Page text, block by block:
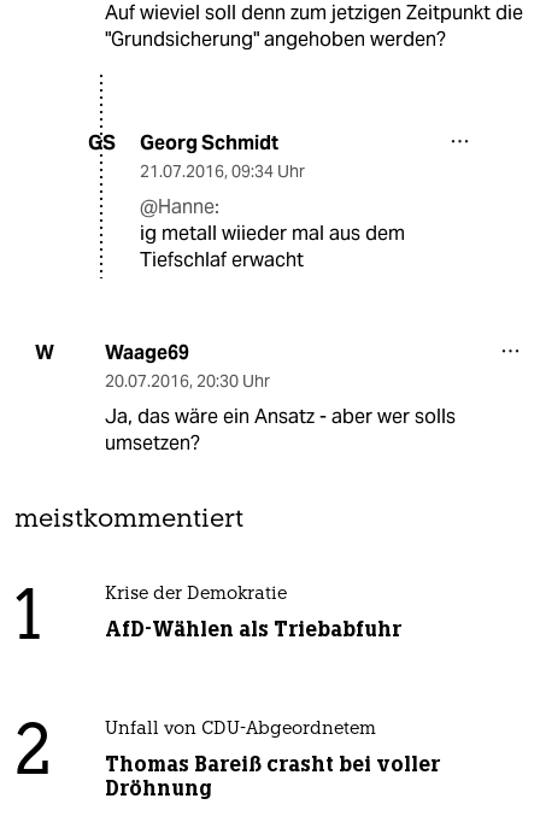
Auf wieviel soll denn zum jetzigen Zeitpunkt die
"Grundsicherung" angehoben werden?
GS Georg Schmidt
21.07.2016, 09:34 Uhr
@Hanne:
ig metall wiieder mal aus dem
Tiefschlaf erwacht
W Waage69
20.07.2016, 20:30 Uhr
Ja, das wäre ein Ansatz - aber wer solls
umsetzen?
meistkommentiert
1 Krise der Demokratie
AfD-Wählen als Triebabfuhr
2 Unfall von CDU-Abgeordnetem
Thomas Bareiß crasht bei voller
Dröhnung